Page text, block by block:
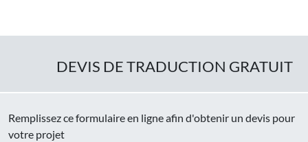
DEVIS DE TRADUCTION GRATUIT
Remplissez ce formulaire en ligne afin d'obtenir un devis pour
votre projet